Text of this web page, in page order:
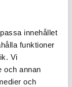
innehållet
funktioner
Vi
och annan
och
till
till
in på